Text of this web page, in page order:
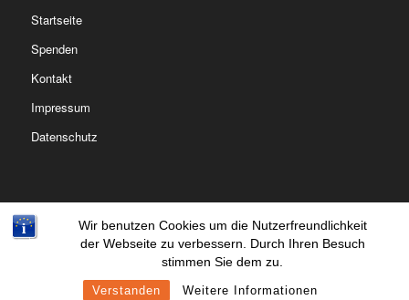
Wir benutzen Cookies um die Nutzerfreundlichkeit
der Webseite zu verbessern. Durch Ihren Besuch
stimmen Sie dem zu.
Verstanden Weitere Informationen
Startseite
Spenden
Kontakt
Impressum
Datenschutz
© Copyright - Kinderhilfe Nepal Mitterfels | created bylupographics.de
Spenden Kontakt Impressum Datenschutz